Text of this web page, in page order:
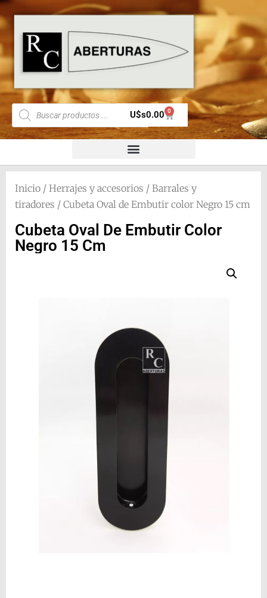
U$s0.00 0
Inicio / Herrajes y accesorios / Barrales y
tiradores / Cubeta Oval de Embutir color Negro 15 cm
Cubeta Oval De Embutir Color
Negro 15 Cm